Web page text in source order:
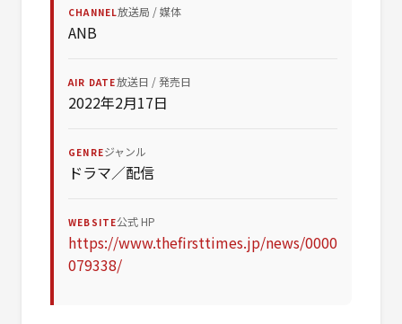
CHANNEL放送局 / 媒体
ANB
AIR DATE放送日 / 発売日
2022年2月17日
GENREジャンル
ドラマ／配信
WEBSITE公式 HP
https://www.thefirsttimes.jp/news/0000
079338/